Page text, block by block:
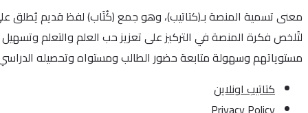
معنى تسمية المنصة بـ(كتاتيب)، وهو جمع (كُتَاب) لفظ قديم يُطلق
لتُلخص فكرة المنصة في التركيز على تعزيز حب العلم والتعلم
مستوياتهم وسهولة متابعة حضور الطالب ومستواه وتحصيله
كتاتيب اونلاين